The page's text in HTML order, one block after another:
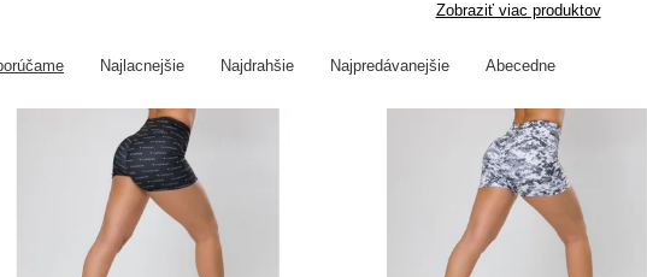
Zobraziť viac produktov
Najlacnejšie Najdrahšie Najpredávanejšie Abecedne